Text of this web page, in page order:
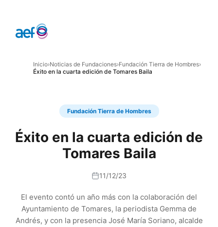
Inicio›Noticias de Fundaciones›Fundación Tierra de Hombres›
Éxito en la cuarta edición de Tomares Baila
Fundación Tierra de Hombres
Éxito en la cuarta edición de
Tomares Baila
11/12/23
El evento contó un año más con la colaboración del
Ayuntamiento de Tomares, la periodista Gemma de
Andrés, y con la presencia José María Soriano, alcalde